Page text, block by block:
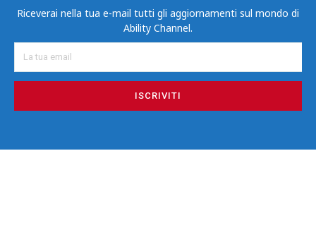
Riceverai nella tua e-mail tutti gli aggiornamenti sul mondo di
Ability Channel.
ISCRIVITI